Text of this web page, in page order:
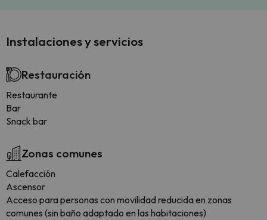
Instalaciones y servicios
Restauración
Restaurante
Bar
Snack bar
Zonas comunes
Calefacción
Ascensor
Acceso para personas con movilidad reducida en zonas
comunes (sin baño adaptado en las habitaciones)